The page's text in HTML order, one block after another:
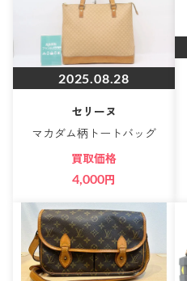
2025.08.28
セリーヌ
マカダム柄トートバッグ
買取価格
4,000円